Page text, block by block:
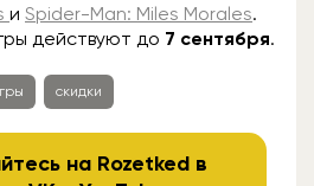
и Spider-Man: Miles Morales.
действуют до 7 сентября.
скидки
на Rozetked в